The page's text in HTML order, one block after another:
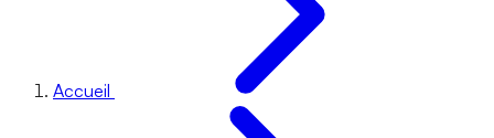
Accueil